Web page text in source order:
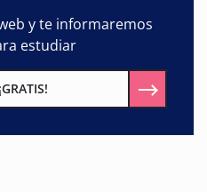
y te informaremos
estudiar